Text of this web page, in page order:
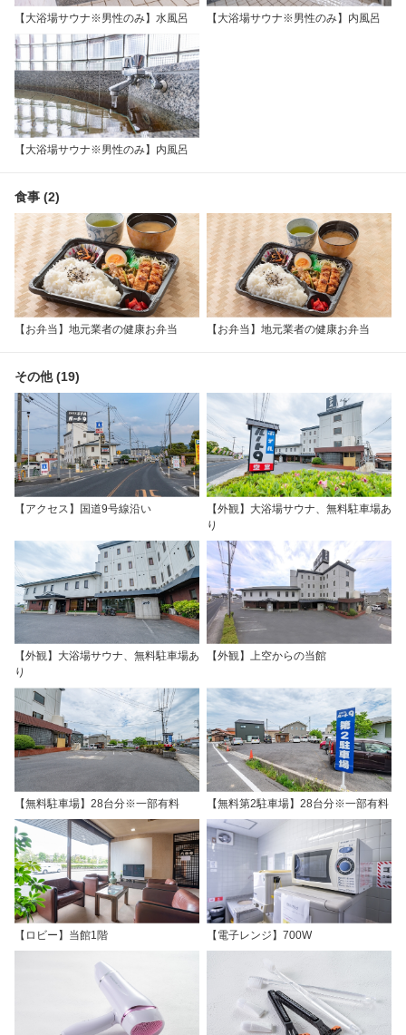
【大浴場サウナ※男性のみ】水風呂 【大浴場サウナ※男性のみ】内風呂
【大浴場サウナ※男性のみ】内風呂
食事 (2)
【お弁当】地元業者の健康お弁当 【お弁当】地元業者の健康お弁当
その他 (19)
【アクセス】国道9号線沿い
【外観】大浴場サウナ、無料駐車場あ
り
【外観】大浴場サウナ、無料駐車場あ
り
【外観】上空からの当館
【無料駐車場】28台分※一部有料 【無料第2駐車場】28台分※一部有料
【ロビー】当館1階 【電子レンジ】700W